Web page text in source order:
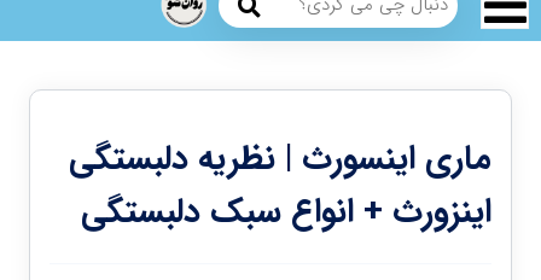
ماری اینسورث | نظریه دلبستگی
اینزورث + انواع سبک دلبستگی